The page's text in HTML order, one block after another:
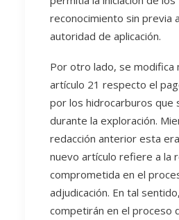
reconocimiento sin previa
autoridad de aplicación.
Por otro lado, se modifica
artículo 21 respecto el
por los hidrocarburos que
durante la exploración.
redacción anterior esta
nuevo artículo refiere a la
comprometida en el
adjudicación. En tal
competirán en el proceso